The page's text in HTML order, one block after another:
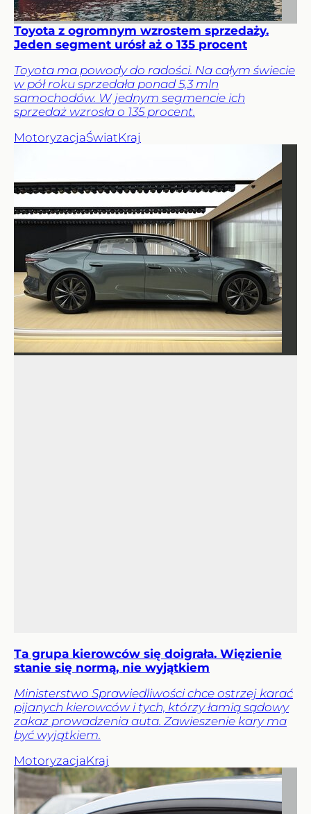
Toyota z ogromnym wzrostem sprzedaży.
Jeden segment urósł aż o 135 procent
Toyota ma powody do radości. Na całym świecie
w pół roku sprzedała ponad 5,3 mln
samochodów. W jednym segmencie ich
sprzedaż wzrosła o 135 procent.
MotoryzacjaŚwiatKraj
Ta grupa kierowców się doigrała. Więzienie
stanie się normą, nie wyjątkiem
Ministerstwo Sprawiedliwości chce ostrzej karać
pijanych kierowców i tych, którzy łamią sądowy
zakaz prowadzenia auta. Zawieszenie kary ma
być wyjątkiem.
MotoryzacjaKraj